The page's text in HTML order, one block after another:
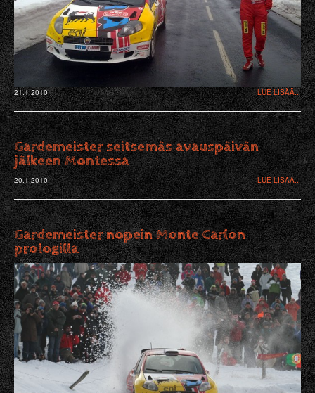
21.1.2010 LUE LISÄÄ...
Gardemeister seitsemäs avauspäivän
jälkeen Montessa
20.1.2010 LUE LISÄÄ...
Gardemeister nopein Monte Carlon
prologilla